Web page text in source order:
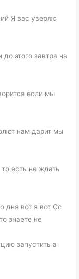
Я вас уверяю
до этого завтра на
если мы
нам дарит мы
есть не ждать
дня вот я вот Со
знаете не
запустить а